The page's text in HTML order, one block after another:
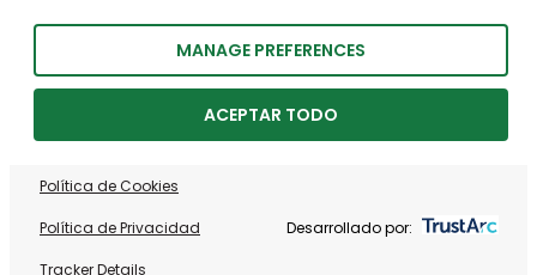
MANAGE PREFERENCES
ACEPTAR TODO
Política de Cookies
Política de Privacidad
Tracker Details
Desarrollado por: